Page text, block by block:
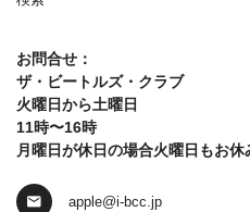
お問合せ：
ザ・ビートルズ・クラブ
火曜日から土曜日
11時〜16時
月曜日が休日の場合火曜日もお休
apple@i-bcc.jp